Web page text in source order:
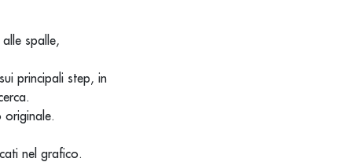
spalle,
principali step, in
originale.
nel grafico.